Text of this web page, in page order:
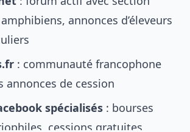
annonces d’éleveurs
: communauté francophone
annonces de cession
spécialisés : bourses
cessions gratuites